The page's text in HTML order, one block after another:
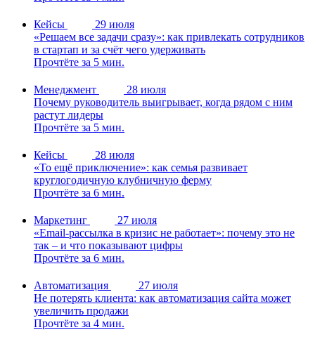
Кейсы
29 июля
«Решаем все задачи сразу»: как привлекать сотрудников
в стартап и за счёт чего удерживать
Прочтёте за 5 мин.
Менеджмент
28 июля
Почему руководитель выигрывает, когда рядом с ним
растут лидеры
Прочтёте за 5 мин.
Кейсы
28 июля
«То ещё приключение»: как семья развивает
круглогодичную клубничную ферму
Прочтёте за 6 мин.
Маркетинг
27 июля
«Email-рассылка в кризис не работает»: почему это не
так – и что показывают цифры
Прочтёте за 6 мин.
Автоматизация
27 июля
Не потерять клиента: как автоматизация сайта может
увеличить продажи
Прочтёте за 4 мин.